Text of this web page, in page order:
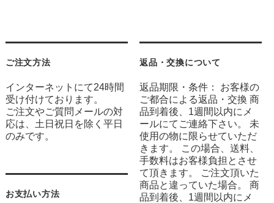
ご注文方法
インターネットにて24時間
受け付けております。
ご注文やご質問メールの対
応は、土日祝日を除く平日
のみです。
お支払い方法
返品・交換について
返品期限・条件： お客様の
ご都合による返品・交換 商
品到着後、1週間以内にメ
ールにてご連絡下さい。 未
使用の物に限らせていただ
きます。 この場合、送料、
手数料はお客様負担とさせ
て頂きます。 ご注文頂いた
商品と違っていた場合。 商
品到着後、1週間以内にメ